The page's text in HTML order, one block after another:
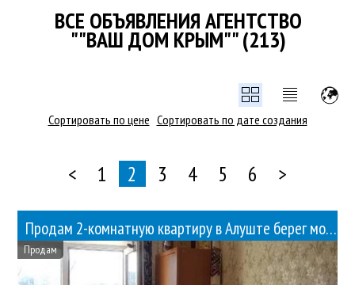
ВСЕ ОБЪЯВЛЕНИЯ АГЕНТСТВО
""ВАШ ДОМ КРЫМ"" (213)
Сортировать по цене Сортировать по дате создания
< 1 2 3 4 5 6 >
Продам 2-комнатную квартиру в Алуште берег моря
Продам